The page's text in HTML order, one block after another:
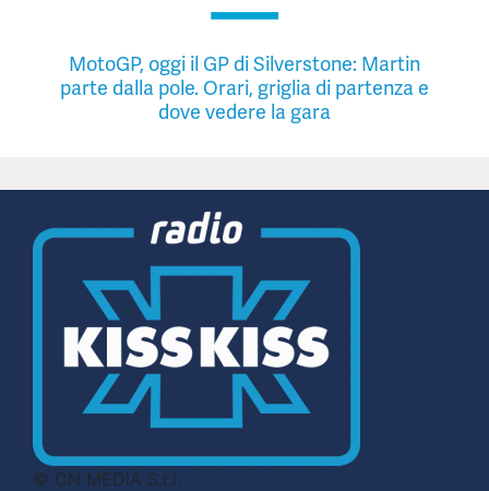
MotoGP, oggi il GP di Silverstone: Martin
parte dalla pole. Orari, griglia di partenza e
dove vedere la gara
© CN MEDIA S.r.l.